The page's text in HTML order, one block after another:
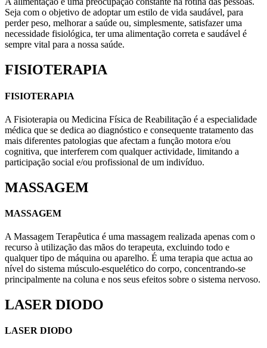
Seja com o objetivo de adoptar um estilo de vida saudável, para
perder peso, melhorar a saúde ou, simplesmente, satisfazer uma
necessidade fisiológica, ter uma alimentação correta e saudável é
sempre vital para a nossa saúde.
FISIOTERAPIA
FISIOTERAPIA
A Fisioterapia ou Medicina Física de Reabilitação é a especialidade
médica que se dedica ao diagnóstico e consequente tratamento das
mais diferentes patologias que afectam a função motora e/ou
cognitiva, que interferem com qualquer actividade, limitando a
participação social e/ou profissional de um indivíduo.
MASSAGEM
MASSAGEM
A Massagem Terapêutica é uma massagem realizada apenas com o
recurso à utilização das mãos do terapeuta, excluindo todo e
qualquer tipo de máquina ou aparelho. É uma terapia que actua ao
nível do sistema músculo-esquelético do corpo, concentrando-se
principalmente na coluna e nos seus efeitos sobre o sistema nervoso.
LASER DIODO
LASER DIODO